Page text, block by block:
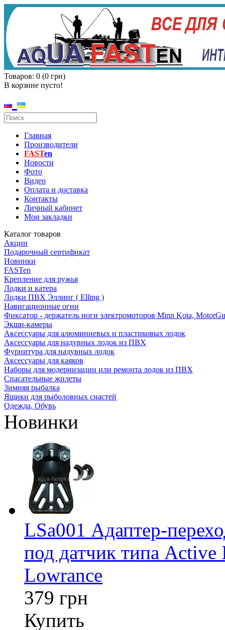
Товаров: 0 (0 грн)
В корзине пусто!
Главная
Производители
FASTen
Новости
Фото
Видео
Оплата и доставка
Контакты
Личный кабинет
Мои закладки
Каталог товаров
Акции
Подарочный сертификат
Новинки
FASTen
Крепление для ружья
Лодки и катера
Лодки ПВХ Эллинг ( Elling )
Навигационные огни
Фиксатор - держатель ноги электромоторов Minn Kota,
Экшн-камеры
Аксессуары для алюминиевых и пластиковых лодок
Аксессуары для надувных лодок из ПВХ
Фурнитура для надувных лодок
Аксессуары для каяков
Наборы для модернизации или ремонта лодок из ПВХ
Спасательные жилеты
Зимняя рыбалка
Ящики для рыболовных снастей
Одежда, Обувь
Новинки
LSa001 Адаптер-
под датчик типа Active
Lowrance
379 грн
Купить